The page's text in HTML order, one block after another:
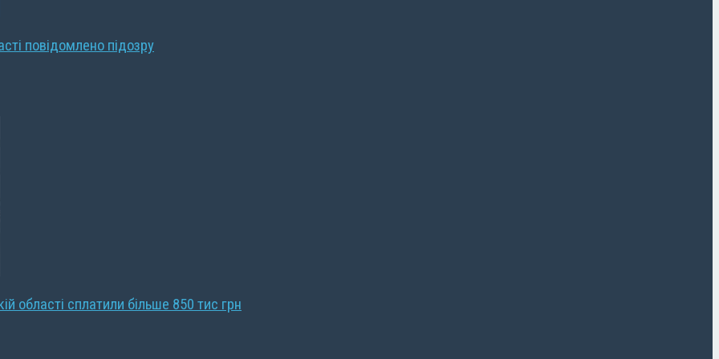
повідомлено підозру
області сплатили більше 850 тис грн